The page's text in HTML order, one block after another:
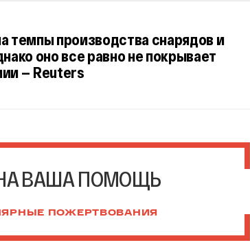
темпы производства снарядов и
оно все равно не покрывает
— Reuters
ВАША ПОМОЩЬ
ПОЖЕРТВОВАНИЯ